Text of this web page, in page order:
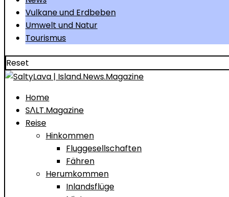
Vulkane und Erdbeben
Umwelt und Natur
Tourismus
Reset
Home
SΛLT.Magazine
Reise
Hinkommen
Fluggesellschaften
Fähren
Herumkommen
Inlandsflüge